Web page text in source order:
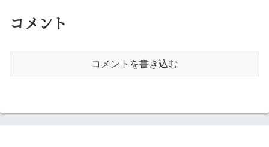
コメント
コメントを書き込む